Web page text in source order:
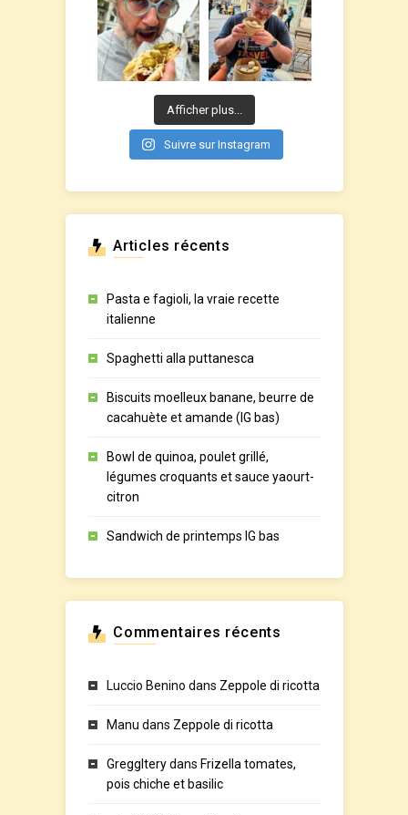
Afficher plus...
Suivre sur Instagram
Articles récents
Pasta e fagioli, la vraie recette
italienne
Spaghetti alla puttanesca
Biscuits moelleux banane, beurre de
cacahuète et amande (IG bas)
Bowl de quinoa, poulet grillé,
légumes croquants et sauce yaourt-
citron
Sandwich de printemps IG bas
Commentaires récents
Luccio Benino dans Zeppole di ricotta
Manu dans Zeppole di ricotta
GreggIterydans Frizella tomates,
pois chiche et basilic